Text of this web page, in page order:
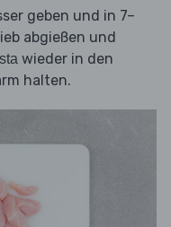
geben und in 7–
abgießen und
wieder in den
halten.